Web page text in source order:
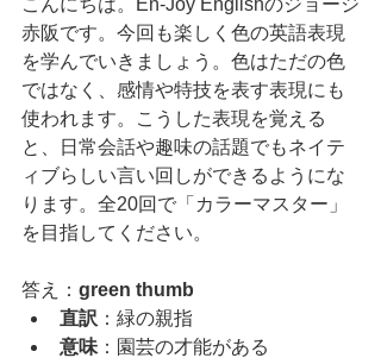
こんにちは。En-Joy Englishのジョージ
赤阪です。今回も楽しく色の英語表現
を学んでいきましょう。色はただの色
ではなく、感情や特技を表す表現にも
使われます。こうした表現を覚える
と、日常会話や趣味の話題でもネイテ
ィブらしい言い回しができるようにな
ります。全20回で「カラーマスター」
を目指してください。
答え： green thumb
直訳 ：緑の親指
意味 ：園芸の才能がある